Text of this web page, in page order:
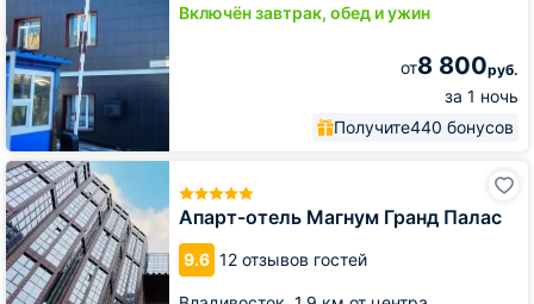
Включён завтрак, обед и ужин
от8 800руб.
за 1 ночь
Получите440 бонусов
Апарт-отель Магнум Гранд Палас
9.6 12 отзывов гостей
Апарт-
отель
Магнум
Гранд
Палас